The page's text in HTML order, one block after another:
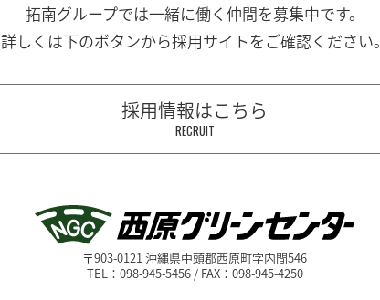
拓南グループでは一緒に働く 仲間を募集中です。
詳しくは下のボタンから採用サイトをご確認ください。
採用情報はこちら
RECRUIT
〒903-0121 沖縄県中頭郡西原町字内間546
TEL：098-945-5456 / FAX：098-945-4250